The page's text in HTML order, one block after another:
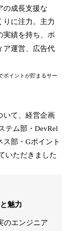
の成長支援な
りに注力。主力
実績を持ち、ポ
ア運営、広告代
ポイントが貯まるサー
いて、経営企画
テム部・DevRel
部・Gポイント
いただきました
魅力
のエンジニア